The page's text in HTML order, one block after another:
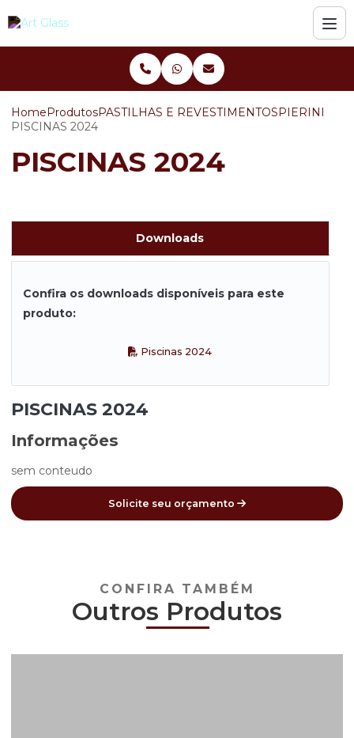
HomeProdutosPASTILHAS E REVESTIMENTOSPIERINI
PISCINAS 2024
PISCINAS 2024
Downloads
Confira os downloads disponíveis para este
produto:
Piscinas 2024
PISCINAS 2024
Informações
sem conteudo
Solicite seu orçamento
CONFIRA TAMBÉM
Outros Produtos